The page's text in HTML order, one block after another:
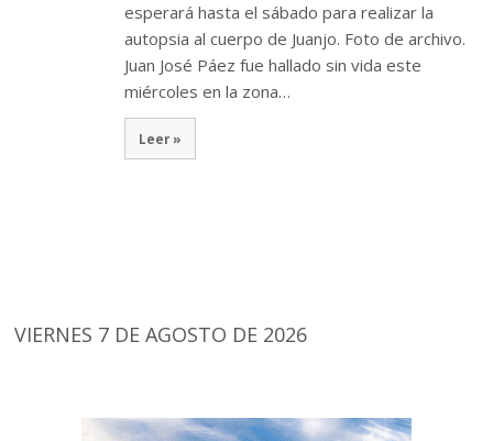
esperará hasta el sábado para realizar la
autopsia al cuerpo de Juanjo. Foto de archivo.
Juan José Páez fue hallado sin vida este
miércoles en la zona…
Leer »
VIERNES 7 DE AGOSTO DE 2026